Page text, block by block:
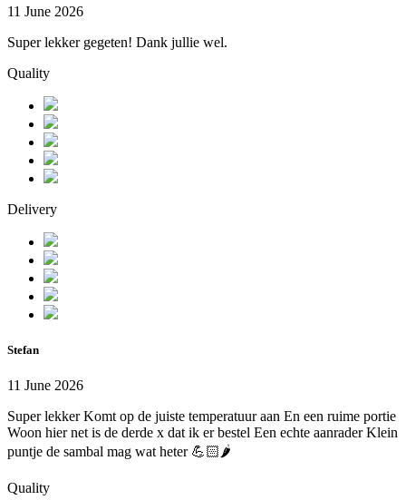
11 June 2026
Super lekker gegeten! Dank jullie wel.
Quality
Delivery
Stefan
11 June 2026
Super lekker Komt op de juiste temperatuur aan En een ruime portie
Woon hier net is de derde x dat ik er bestel Een echte aanrader Klein
puntje de sambal mag wat heter 💪🏻🌶️
Quality